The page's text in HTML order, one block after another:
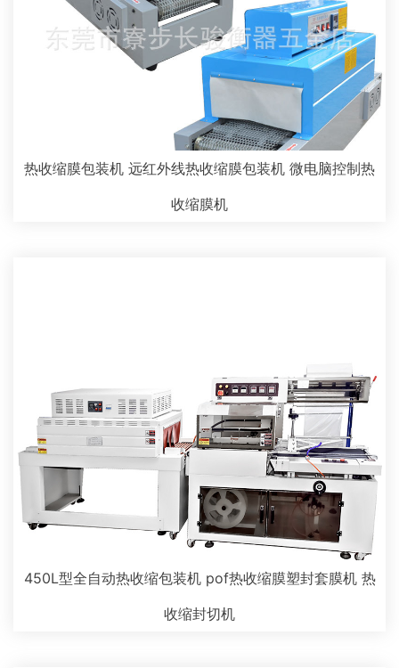
热收缩膜包装机 远红外线热收缩膜包装机 微电脑控制热
收缩膜机
450L型全自动热收缩包装机 pof热收缩膜塑封套膜机 热
收缩封切机